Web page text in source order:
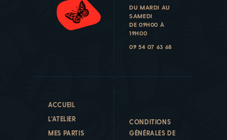
DU MARDI AU
SAMEDI
DE 09H00 À
19H00
09 54 07 63 68
ACCUEIL
L'ATELIER
MES PARTIS
CONDITIONS
GÉNÉRALES DE